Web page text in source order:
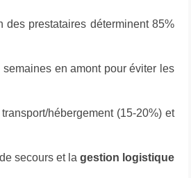
des prestataires déterminent 85%
en amont pour éviter les
hébergement (15-20%) et
secours et la gestion logistique